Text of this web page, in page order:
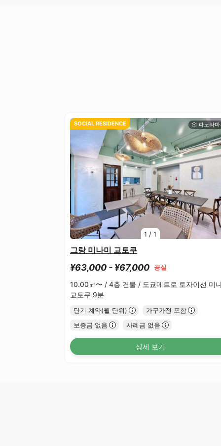
1 /1
SOCIAL RESIDENCE
그랑 미나미 교토쿠
¥63,000 - ¥67,000 공실
10.00㎡〜 / 4층 건물 / 도쿄메트로 토자이선 미
교토쿠 9분
단기 계약(월 단위)
가구가전 포함
보증금 없음
사례금 없음
상세 보기